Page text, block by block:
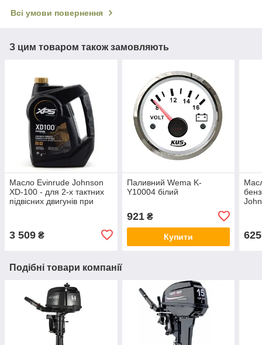
Всі умови повернення
З цим товаром також замовляють
Масло Evinrude Johnson
XD-100 - для 2-х тактних
підвісних двигунів при
3 509 ₴
Паливний Wema K-
Y10004 білий
921₴
Купити 625
Подібні товари компанії